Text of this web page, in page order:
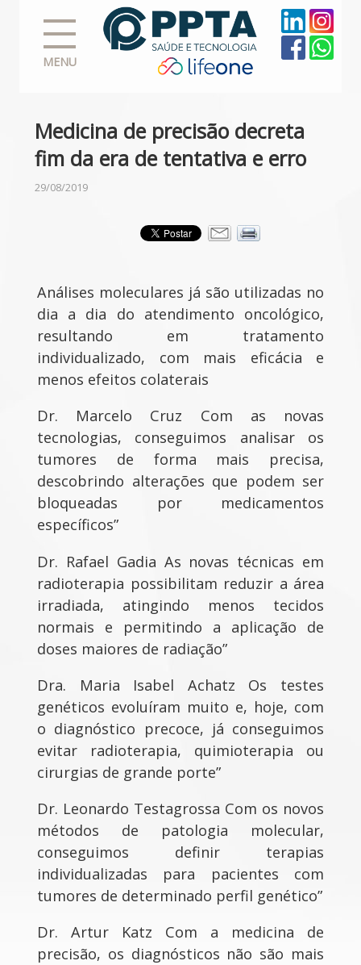
MENU
Medicina de precisão decreta
fim da era de tentativa e erro
29/08/2019
Análises moleculares já são utilizadas no
dia a dia do atendimento oncológico,
resultando em tratamento
individualizado, com mais eficácia e
menos efeitos colaterais
Dr. Marcelo Cruz Com as novas
tecnologias, conseguimos analisar os
tumores de forma mais precisa,
descobrindo alterações que podem ser
bloqueadas por medicamentos
específicos”
Dr. Rafael Gadia As novas técnicas em
radioterapia possibilitam reduzir a área
irradiada, atingindo menos tecidos
normais e permitindo a aplicação de
doses maiores de radiação”
Dra. Maria Isabel Achatz Os testes
genéticos evoluíram muito e, hoje, com
o diagnóstico precoce, já conseguimos
evitar radioterapia, quimioterapia ou
cirurgias de grande porte”
Dr. Leonardo Testagrossa Com os novos
métodos de patologia molecular,
conseguimos definir terapias
individualizadas para pacientes com
tumores de determinado perfil genético”
Dr. Artur Katz Com a medicina de
precisão, os diagnósticos não são mais